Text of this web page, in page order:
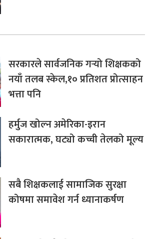
सरकारले सार्वजनिक गर्‍यो शिक्षकको
नयाँ तलब स्केल,१० प्रतिशत प्रोत्साहन
भत्ता पनि
हर्मुज खोल्न अमेरिका-इरान
सकारात्मक, घट्यो कच्ची तेलको मूल्य
सबै शिक्षकलाई सामाजिक सुरक्षा
कोषमा समावेश गर्न ध्यानाकर्षण